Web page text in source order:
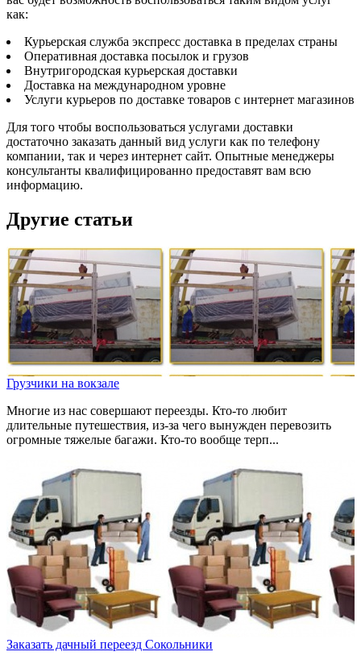
как:
Курьерская служба экспресс доставка в пределах страны
Оперативная доставка посылок и грузов
Внутригородская курьерская доставки
Доставка на международном уровне
Услуги курьеров по доставке товаров с интернет магазинов
Для того чтобы воспользоваться услугами доставки
достаточно заказать данный вид услуги как по телефону
компании, так и через интернет сайт. Опытные менеджеры
консультанты квалифицированно предоставят вам всю
информацию.
Другие статьи
Грузчики на вокзале
Многие из нас совершают переезды. Кто-то любит
длительные путешествия, из-за чего вынужден перевозить
огромные тяжелые багажи. Кто-то вообще терп...
Заказать дачный переезд Сокольники